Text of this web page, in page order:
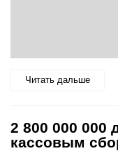
Читать дальше
2 800 000 000
кассовым